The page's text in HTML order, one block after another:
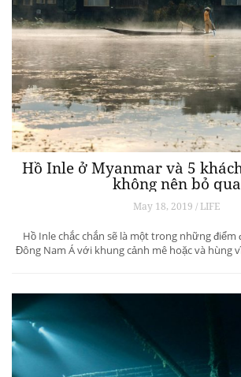
Hồ Inle ở Myanmar và 5
không nên bỏ qua
May 18, 2019 / LIFE
Hồ Inle chắc chắn sẽ là một trong những
Đông Nam Á với khung cảnh mê hoặc và hùng